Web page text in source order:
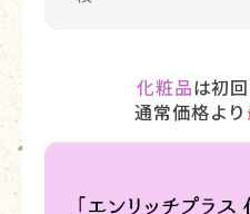
化粧品は初
通常価格より